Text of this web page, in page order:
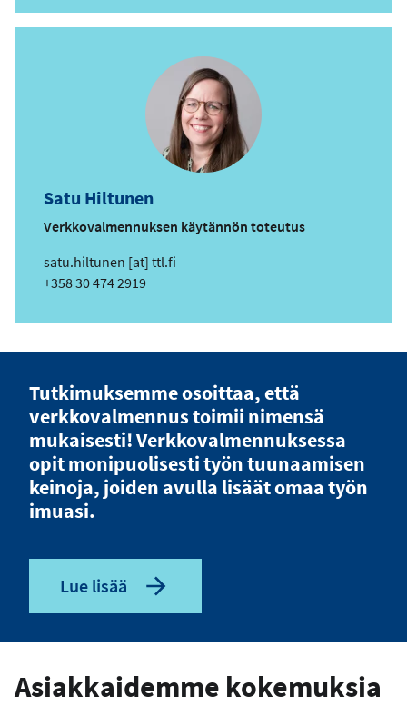
k
o
i
e
Satu Hiltunen
Verkkovalmennuksen käytännön toteutus
s
ä
k
o
t
i
o
s
o
t
satu.hiltunen [at] ttl.fi
Puhelin
+358 30 474 2919
Tutkimuksemme osoittaa, että
verkkovalmennus toimii nimensä
mukaisesti! Verkkovalmennuksessa
opit monipuolisesti työn tuunaamisen
keinoja, joiden avulla lisäät omaa työn
imuasi.
Lue lisää
Asiakkaidemme kokemuksia